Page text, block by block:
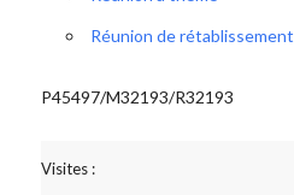
Réunion de rétablissement
P45497/M32193/R32193
Visites :